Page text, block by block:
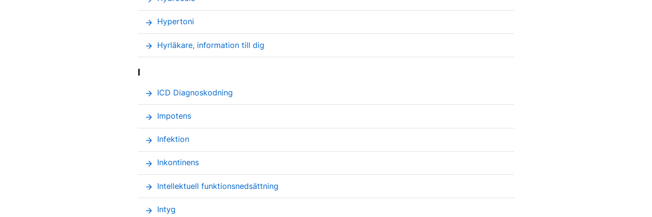
arrow_forward Hypertoni
arrow_forward Hyrläkare, information till dig
I
arrow_forward ICD Diagnoskodning
arrow_forward Impotens
arrow_forward Infektion
arrow_forward Inkontinens
arrow_forward Intellektuell funktionsnedsättning
arrow_forward Intyg